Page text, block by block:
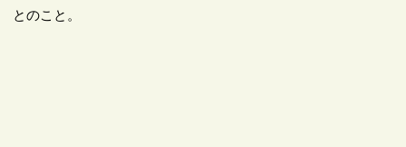
とのこと。